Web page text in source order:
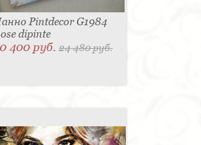
Pintdecor G1984
dipinte
400 руб.24 480 руб.